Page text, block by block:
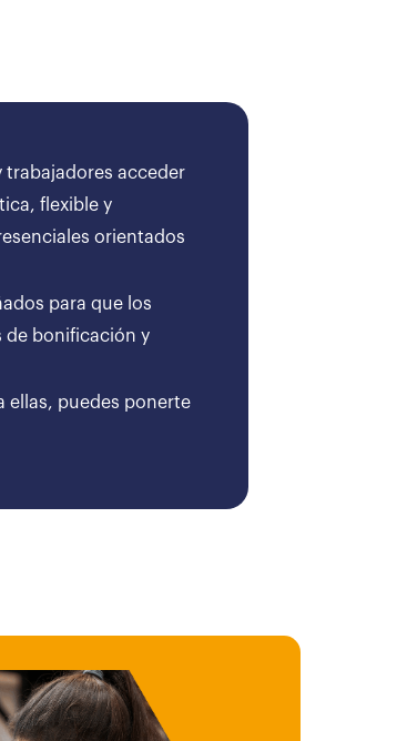
trabajadores acceder
flexible y
orientados
para que los
de bonificación y
ellas, puedes ponerte